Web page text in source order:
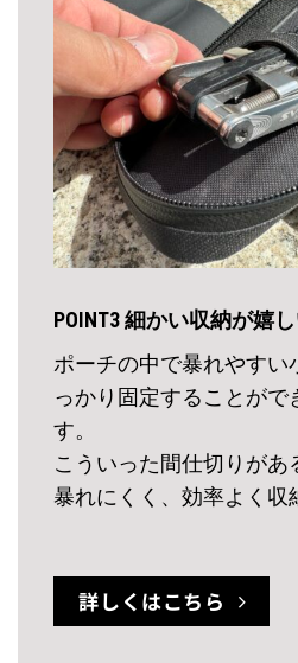
POINT3 細かい収納が嬉し
ポーチの中で暴れやすい
っかり固定することがで
す。
こういった間仕切りがあ
暴れにくく、効率よく収
詳しくはこちら